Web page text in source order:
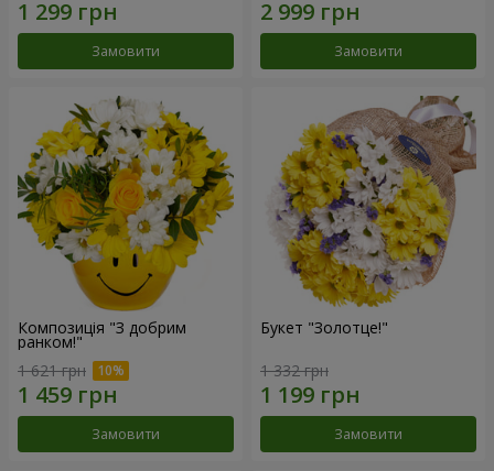
Замовити Замовити
Композиція "З добрим
ранком!"
1 621 грн
Замовити
Букет "Золотце!"
1 332 грн
Замовити